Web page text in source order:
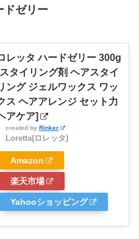
ドゼリー
レッタ ハードゼリー 300g
タイリング剤 ヘアスタイ
ング ジェルワックス ワッ
ス ヘアアレンジ セット力
アケア]
created by Rinker
Loretta(ロレッタ)
Amazon
楽天市場
Yahooショッピング